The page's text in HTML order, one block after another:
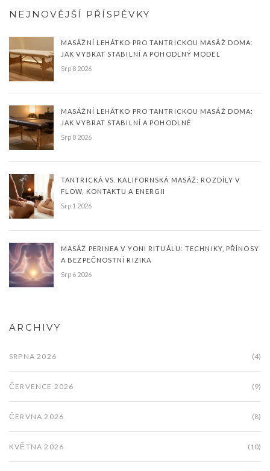
NEJNOVĚJŠÍ PŘÍSPĚVKY
MASÁŽNÍ LEHÁTKO PRO TANTRICKOU MASÁŽ DOMA:
JAK VYBRAT STABILNÍ A POHODLNÝ MODEL
Srp 8 2026
MASÁŽNÍ LEHÁTKO PRO TANTRICKOU MASÁŽ DOMA:
JAK VYBRAT STABILNÍ A POHODLNÉ
Srp 8 2026
TANTRICKÁ VS. KALIFORNSKÁ MASÁŽ: ROZDÍLY V
FLOW, KONTAKTU A ENERGII
Srp 1 2026
MASÁŽ PERINEA V YONI RITUÁLU: TECHNIKY, PŘÍNOSY
A BEZPEČNOSTNÍ RIZIKA
Srp 6 2026
ARCHIVY
SRPNA 2026 (4)
ČERVENCE 2026 (9)
ČERVNA 2026 (8)
KVĚTNA 2026 (10)